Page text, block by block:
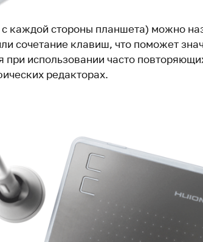
каждой стороны планшета) можно
сочетание клавиш, что поможет
при использовании часто
редакторах.